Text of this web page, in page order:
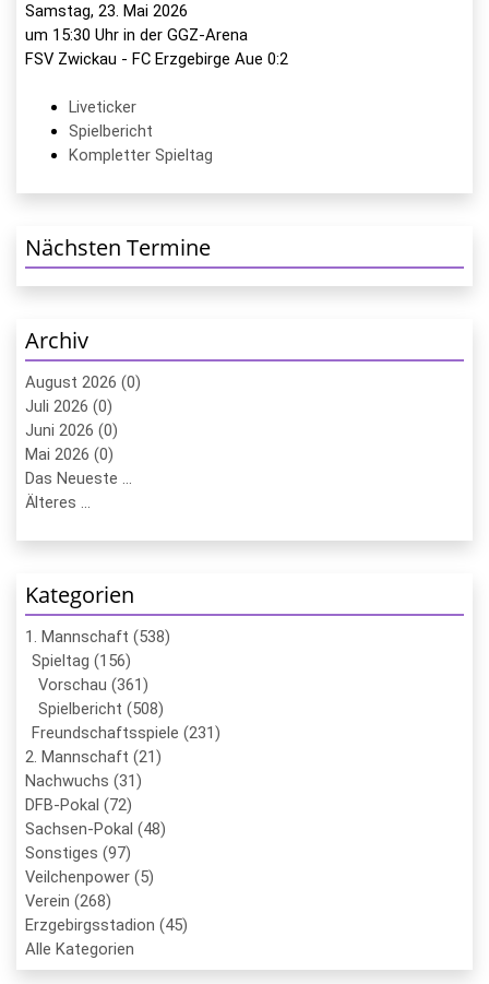
Samstag, 23. Mai 2026
um 15:30 Uhr in der GGZ-Arena
FSV Zwickau - FC Erzgebirge Aue 0:2
Liveticker
Spielbericht
Kompletter Spieltag
Nächsten Termine
Archiv
August 2026 (0)
Juli 2026 (0)
Juni 2026 (0)
Mai 2026 (0)
Das Neueste ...
Älteres ...
Kategorien
1. Mannschaft (538)
Spieltag (156)
Vorschau (361)
Spielbericht (508)
Freundschaftsspiele (231)
2. Mannschaft (21)
Nachwuchs (31)
DFB-Pokal (72)
Sachsen-Pokal (48)
Sonstiges (97)
Veilchenpower (5)
Verein (268)
Erzgebirgsstadion (45)
Alle Kategorien